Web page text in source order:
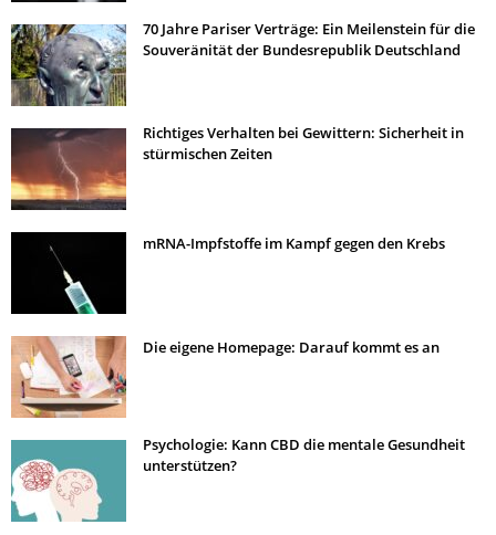
70 Jahre Pariser Verträge: Ein Meilenstein für die
Souveränität der Bundesrepublik Deutschland
Richtiges Verhalten bei Gewittern: Sicherheit in
stürmischen Zeiten
mRNA-Impfstoffe im Kampf gegen den Krebs
Die eigene Homepage: Darauf kommt es an
Psychologie: Kann CBD die mentale Gesundheit
unterstützen?